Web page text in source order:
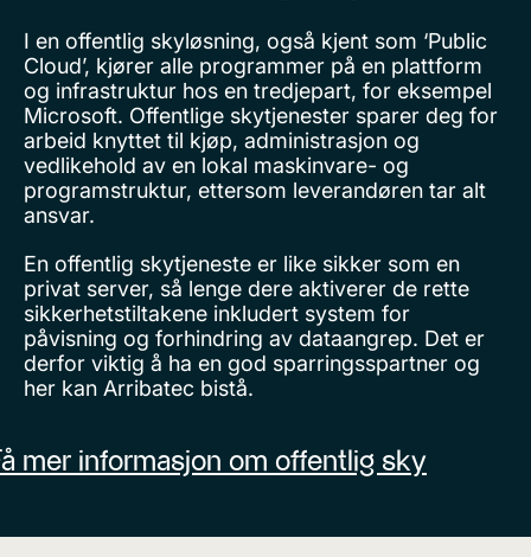
I en offentlig skyløsning, også kjent som ‘Public
Cloud’, kjører alle programmer på en plattform
og infrastruktur hos en tredjepart, for eksempel
Microsoft. Offentlige skytjenester sparer deg for
arbeid knyttet til kjøp, administrasjon og
vedlikehold av en lokal maskinvare- og
programstruktur, ettersom leverandøren tar alt
ansvar.
En offentlig skytjeneste er like sikker som en
privat server, så lenge dere aktiverer de rette
sikkerhetstiltakene inkludert system for
påvisning og forhindring av dataangrep. Det er
derfor viktig å ha en god sparringsspartner og
her kan Arribatec bistå.
mer informasjon om offentlig sky